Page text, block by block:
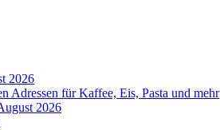
2026
Adressen für Kaffee, Eis, Pasta und mehr
2026